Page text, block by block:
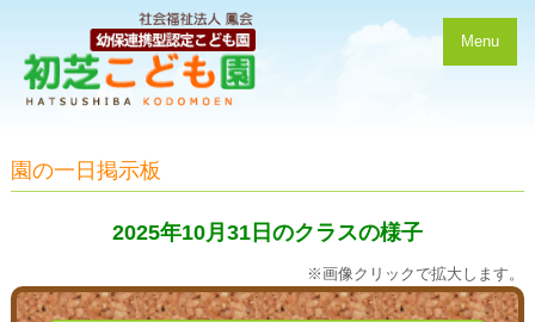
Menu
園の一日掲示板
2025年10月31日のクラスの様子
※画像クリックで拡大します。